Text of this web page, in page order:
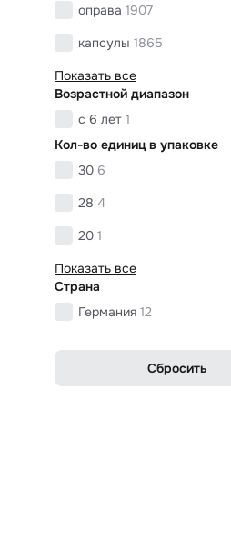
оправа 1907
капсулы 1865
Показать все
Возрастной диапазон
с 6 лет 1
Кол-во единиц в упаковке
30 6
28 4
20 1
Показать все
Страна
Германия 12
Сбросить